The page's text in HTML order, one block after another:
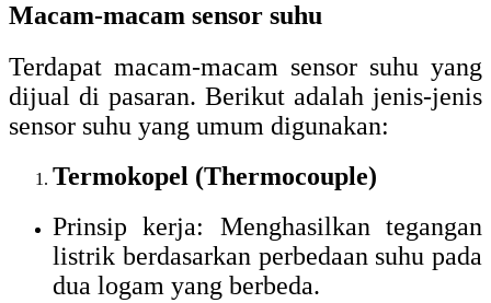
Macam-macam sensor suhu
Terdapat macam-macam sensor suhu yang
dijual di pasaran. Berikut adalah jenis-jenis
sensor suhu yang umum digunakan:
Termokopel (Thermocouple)
Prinsip kerja: Menghasilkan tegangan
listrik berdasarkan perbedaan suhu pada
dua logam yang berbeda.